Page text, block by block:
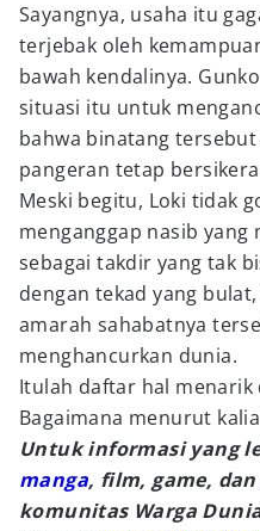
Sayangnya, usaha itu
terjebak oleh
bawah kendalinya.
situasi itu untuk
bahwa binatang
pangeran tetap
Meski begitu, Loki tidak
menganggap nasib yang
sebagai takdir yang tak
dengan tekad yang
amarah sahabatnya
menghancurkan dunia.
Itulah daftar hal menarik
Bagaimana menurut
Untuk informasi yang
manga, film, game,
komunitas Warga